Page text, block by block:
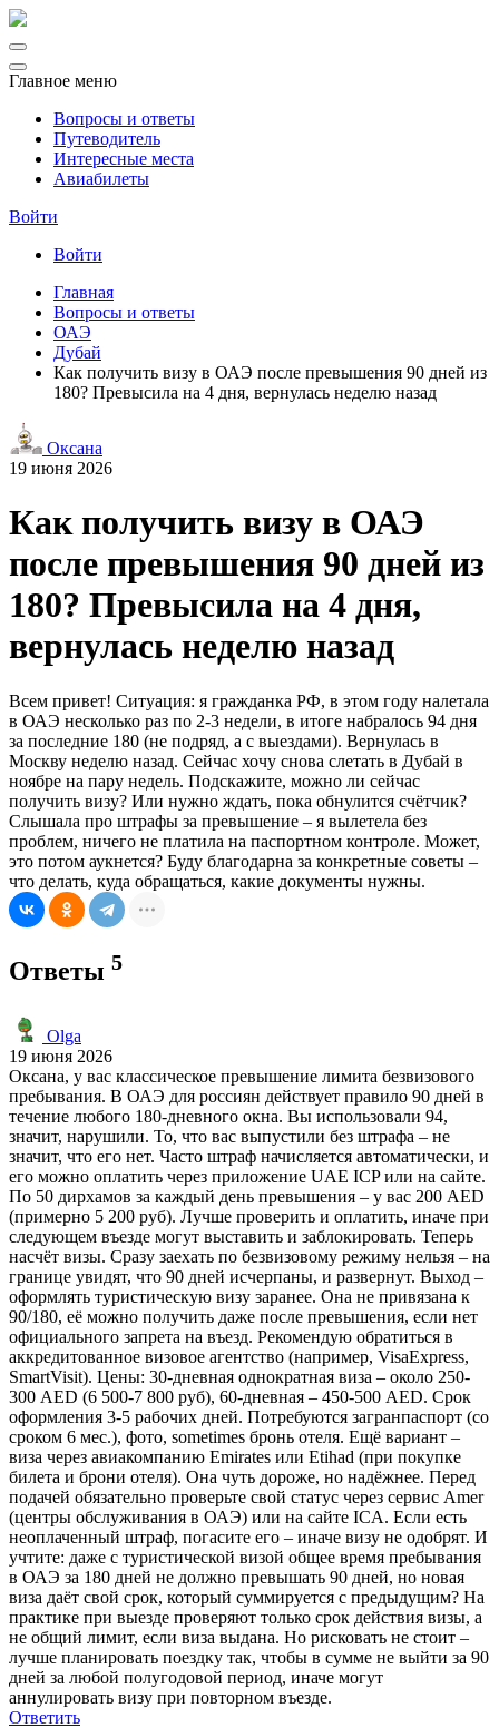
Главное меню
Вопросы и ответы
Путеводитель
Интересные места
Авиабилеты
Войти
Войти
Главная
Вопросы и ответы
ОАЭ
Дубай
Как получить визу в ОАЭ после превышения 90 дней из
180? Превысила на 4 дня, вернулась неделю назад
Оксана
19 июня 2026
Как получить визу в ОАЭ
после превышения 90 дней из
180? Превысила на 4 дня,
вернулась неделю назад
Всем привет! Ситуация: я гражданка РФ, в этом году налетала
в ОАЭ несколько раз по 2-3 недели, в итоге набралось 94 дня
за последние 180 (не подряд, а с выездами). Вернулась в
Москву неделю назад. Сейчас хочу снова слетать в Дубай в
ноябре на пару недель. Подскажите, можно ли сейчас
получить визу? Или нужно ждать, пока обнулится счётчик?
Слышала про штрафы за превышение – я вылетела без
проблем, ничего не платила на паспортном контроле. Может,
это потом аукнется? Буду благодарна за конкретные советы –
что делать, куда обращаться, какие документы нужны.
Ответы 5
Olga
19 июня 2026
Оксана, у вас классическое превышение лимита безвизового
пребывания. В ОАЭ для россиян действует правило 90 дней в
течение любого 180-дневного окна. Вы использовали 94,
значит, нарушили. То, что вас выпустили без штрафа – не
значит, что его нет. Часто штраф начисляется автоматически, и
его можно оплатить через приложение UAE ICP или на сайте.
По 50 дирхамов за каждый день превышения – у вас 200 AED
(примерно 5 200 руб). Лучше проверить и оплатить, иначе при
следующем въезде могут выставить и заблокировать. Теперь
насчёт визы. Сразу заехать по безвизовому режиму нельзя – на
границе увидят, что 90 дней исчерпаны, и развернут. Выход –
оформлять туристическую визу заранее. Она не привязана к
90/180, её можно получить даже после превышения, если нет
официального запрета на въезд. Рекомендую обратиться в
аккредитованное визовое агентство (например, VisaExpress,
SmartVisit). Цены: 30-дневная однократная виза – около 250-
300 AED (6 500-7 800 руб), 60-дневная – 450-500 AED. Срок
оформления 3-5 рабочих дней. Потребуются загранпаспорт (со
сроком 6 мес.), фото, sometimes бронь отеля. Ещё вариант –
виза через авиакомпанию Emirates или Etihad (при покупке
билета и брони отеля). Она чуть дороже, но надёжнее. Перед
подачей обязательно проверьте свой статус через сервис Amer
(центры обслуживания в ОАЭ) или на сайте ICA. Если есть
неоплаченный штраф, погасите его – иначе визу не одобрят. И
учтите: даже с туристической визой общее время пребывания
в ОАЭ за 180 дней не должно превышать 90 дней, но новая
виза даёт свой срок, который суммируется с предыдущим? На
практике при выезде проверяют только срок действия визы, а
не общий лимит, если виза выдана. Но рисковать не стоит –
лучше планировать поездку так, чтобы в сумме не выйти за 90
дней за любой полугодовой период, иначе могут
аннулировать визу при повторном въезде.
Ответить